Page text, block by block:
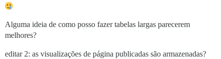
Alguma ideia de como posso fazer tabelas largas parecerem
melhores?
editar 2: as visualizações de página publicadas são armazenadas?